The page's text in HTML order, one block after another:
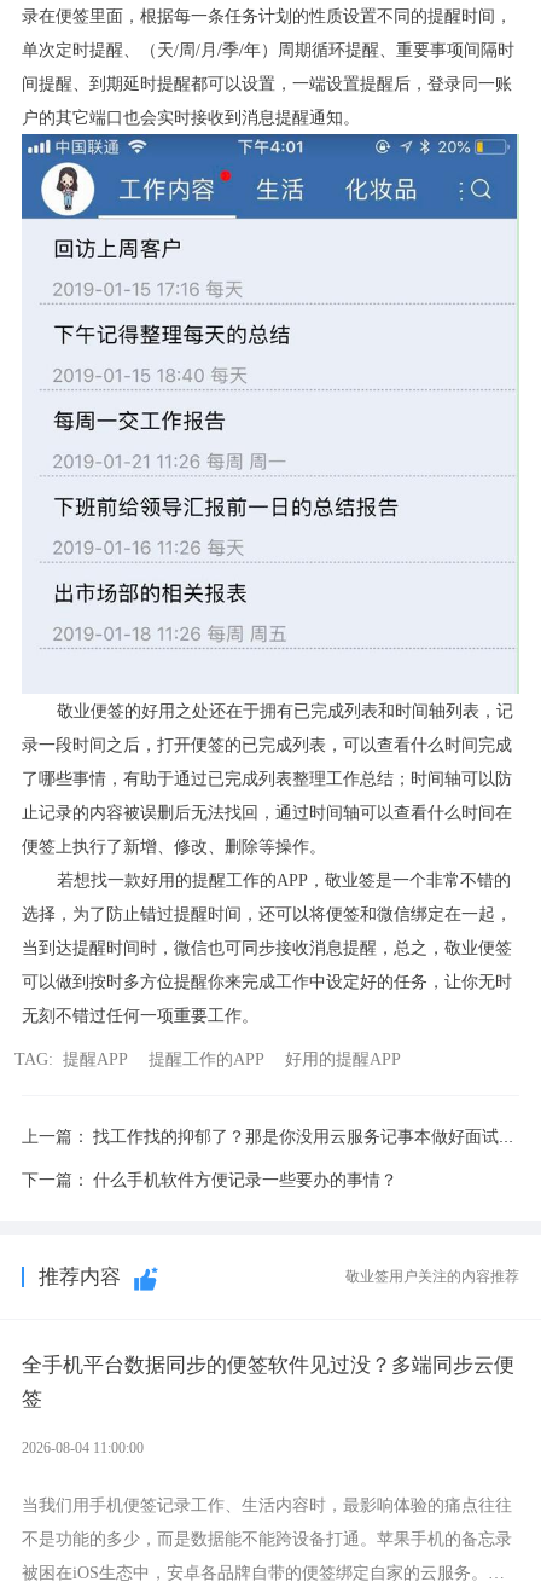
录在便签里面，根据每一条任务计划的性质设置不同的提醒时间，
单次定时提醒、（天/周/月/季/年）周期循环提醒、重要事项间隔时
间提醒、到期延时提醒都可以设置，一端设置提醒后，登录同一账
户的其它端口也会实时接收到消息提醒通知。
敬业便签的好用之处还在于拥有已完成列表和时间轴列表，记
录一段时间之后，打开便签的已完成列表，可以查看什么时间完成
了哪些事情，有助于通过已完成列表整理工作总结；时间轴可以防
止记录的内容被误删后无法找回，通过时间轴可以查看什么时间在
便签上执行了新增、修改、删除等操作。
若想找一款好用的提醒工作的APP，敬业签是一个非常不错的
选择，为了防止错过提醒时间，还可以将便签和微信绑定在一起，
当到达提醒时间时，微信也可同步接收消息提醒，总之，敬业便签
可以做到按时多方位提醒你来完成工作中设定好的任务，让你无时
无刻不错过任何一项重要工作。
TAG: 提醒APP 提醒工作的APP 好用的提醒APP
上一篇： 找工作找的抑郁了？那是你没用云服务记事本做好面试技巧攻略
下一篇： 什么手机软件方便记录一些要办的事情？
推荐内容 敬业签用户关注的内容推荐
全手机平台数据同步的便签软件见过没？多端同步云便
签
2026-08-04 11:00:00
当我们用手机便签记录工作、生活内容时，最影响体验的痛点往往
不是功能的多少，而是数据能不能跨设备打通。苹果手机的备忘录
被困在iOS生态中，安卓各品牌自带的便签绑定自家的云服务。而